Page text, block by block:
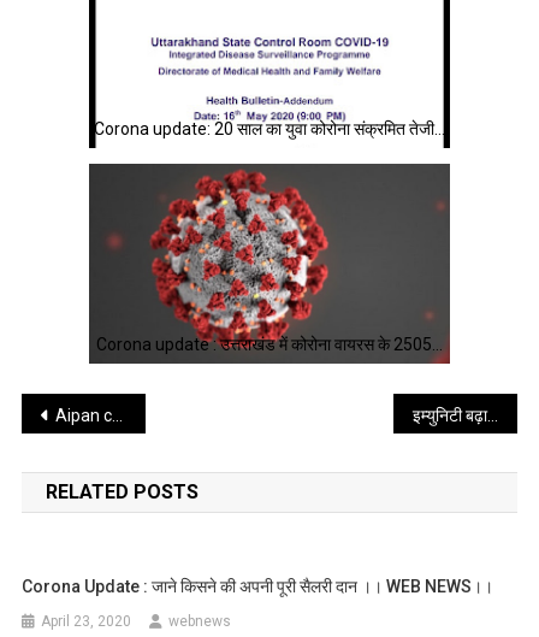
Corona update: 20 साल का युवा कोरोना संक्रमित तेजी…
Corona update : उत्तराखंड में कोरोना वायरस के 2505…
Post
navigation
Aipan contest result : ऐपण गर्ल मीनाक्षी ने रिजल्ट अनाउंस किए इम्युनिटी बढ़ाये कोरोना भगाये – डॉ शैलेन्द्र कौशिक व डॉ प्रिया पांडेय कौशिक
RELATED POSTS
Corona Update : जाने किसने की अपनी पूरी सैलरी दान ।। WEB NEWS।।
April 23, 2020 webnews